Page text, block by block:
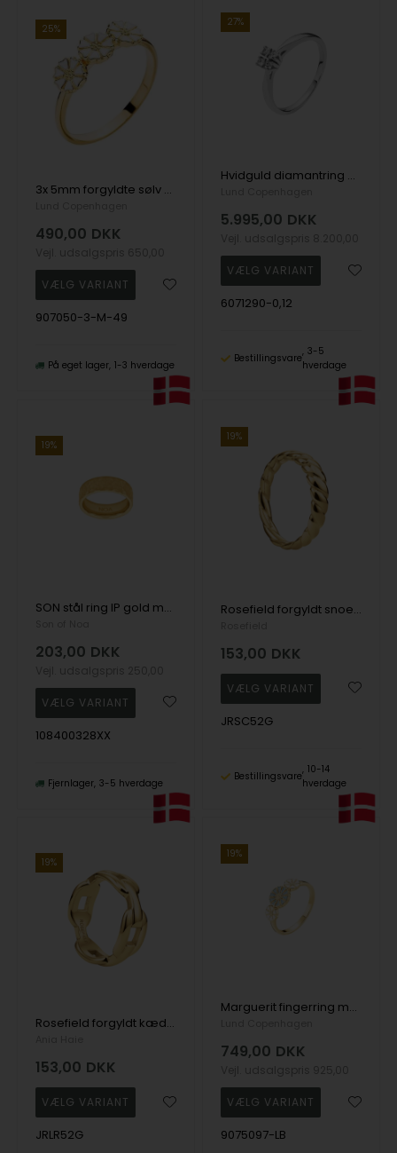
25%
3x 5mm forgyldte sølv Margueritter, fingerring fra Lund Copenhagen str. 49
490,00 DKK
907050-3-M-49
På eget lager 1-3 hverdage
27%
Hvidguld diamantring med 4 diamanter, 0,12 ct W/SI
5.995,00 DKK
6071290-0,12
Bestillingsvare
3-5
hverdage
19%
SON stål ring IP gold med hamret overflade str. 50-70, fra Son of Noa
203,00 DKK
108400328XX
Fjernlager 3-5 hverdage
19%
Rosefield forgyldt snoet ring
153,00 DKK
JRSC52G
Bestillingsvare
10-14
hverdage
19%
Rosefield forgyldt kædering
153,00 DKK
JRLR52G
19%
Marguerit fingerring med lyseblå emalje
749,00 DKK
9075097-LB